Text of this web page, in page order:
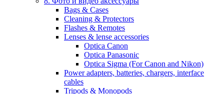
Bags & Cases
Cleaning & Protectors
Flashes & Remotes
Lenses & lense accessories
Optica Canon
Optica Panasonic
Optica Sigma (For Canon and Nikon)
Power adapters, batteries, chargers, interface
cables
Tripods & Monopods